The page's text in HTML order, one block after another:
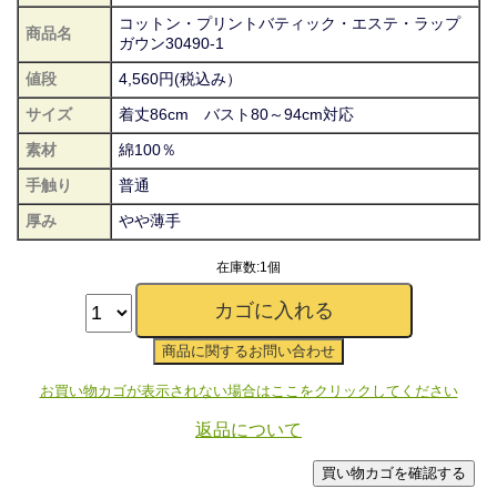
商品名
コットン・プリントバティック・エステ・ラップ
ガウン30490-1
値段
4,560円(税込み）
サイズ
着丈86cm バスト80～94cm対応
素材
綿100％
手触り
普通
厚み
やや薄手
在庫数:1個
お買い物カゴが表示されない場合はここをクリックしてください
返品について